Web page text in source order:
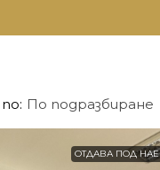
По подразбиране
ОТДАВА ПОД